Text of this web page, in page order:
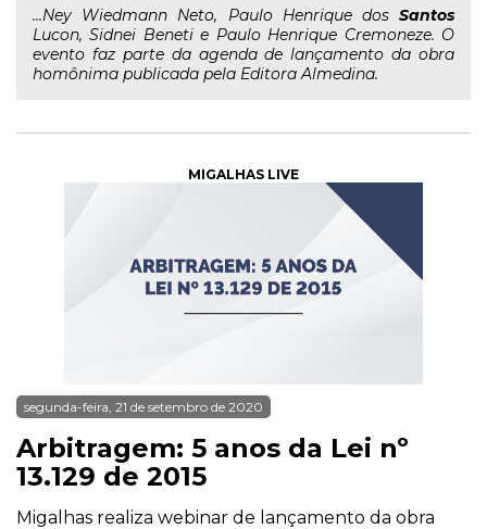
...Ney Wiedmann Neto, Paulo Henrique dos Santos
Lucon, Sidnei Beneti e Paulo Henrique Cremoneze. O
evento faz parte da agenda de lançamento da obra
homônima publicada pela Editora Almedina.
MIGALHAS LIVE
segunda-feira, 21 de setembro de 2020
Arbitragem: 5 anos da Lei nº
13.129 de 2015
Migalhas realiza webinar de lançamento da obra